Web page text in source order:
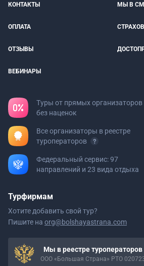
КОНТАКТЫ МЫ В
ОПЛАТА
ОТЗЫВЫ
ВЕБИНАРЫ
Туры от прямых организаторов
без наценок
Все организаторы в реестре
туроператоров
Федеральный сервис: 97
направлений и 23 вида отдыха
Турфирмам
Хотите добавить свой тур?
Пишите на org@bolshayastrana.com
Мы в реестре туроператоров
ООО «Большая Страна» РТО